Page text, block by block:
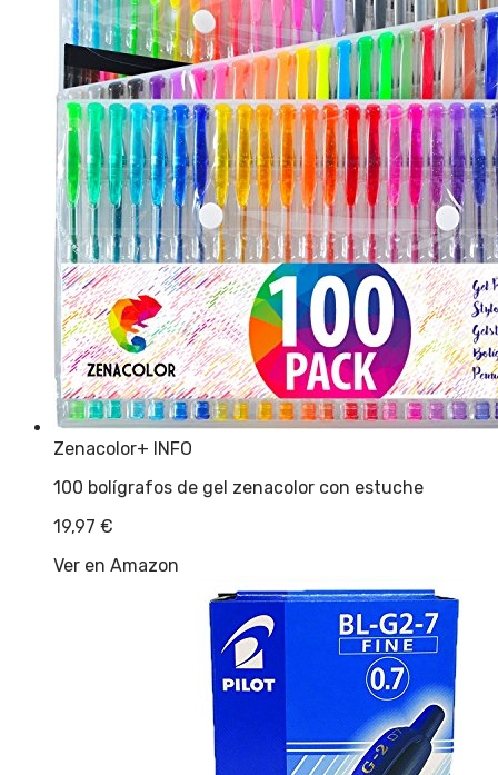
Zenacolor+ INFO
100 bolígrafos de gel zenacolor con estuche
19,97 €
Ver en Amazon